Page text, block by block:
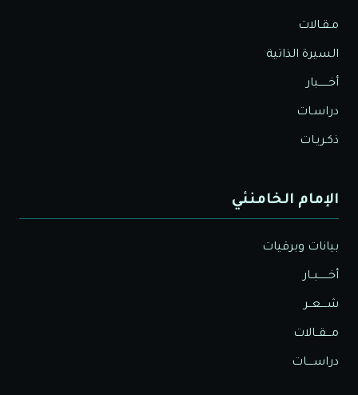
مـقـالات
السيرة الذاتية
أخــــــبار
دراسـات
ذكـريـات
الإمام الخامنئي
بيانات وبرقيات
أخــــــبــار
شــــعــر
مـــقــالات
دراســــات